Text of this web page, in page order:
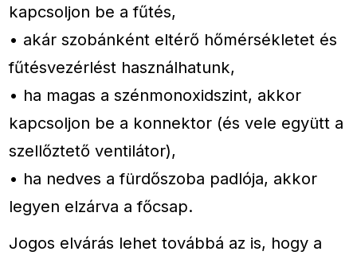
kapcsoljon be a fűtés,
• akár szobánként eltérő hőmérsékletet és
fűtésvezérlést használhatunk,
• ha magas a szénmonoxidszint, akkor
kapcsoljon be a konnektor (és vele együtt a
szellőztető ventilátor),
• ha nedves a fürdőszoba padlója, akkor
legyen elzárva a főcsap.
Jogos elvárás lehet továbbá az is, hogy a